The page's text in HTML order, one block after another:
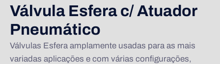
Válvula Esfera c/ Atuador
Pneumático
Válvulas Esfera amplamente usadas para as mais
variadas aplicações e com várias configurações,